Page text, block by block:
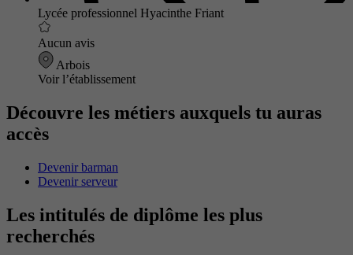
Lycée professionnel Hyacinthe Friant
Aucun avis
Arbois
Voir l’établissement
Découvre les métiers auxquels tu auras
accès
Devenir barman
Devenir serveur
Les intitulés de diplôme les plus
recherchés